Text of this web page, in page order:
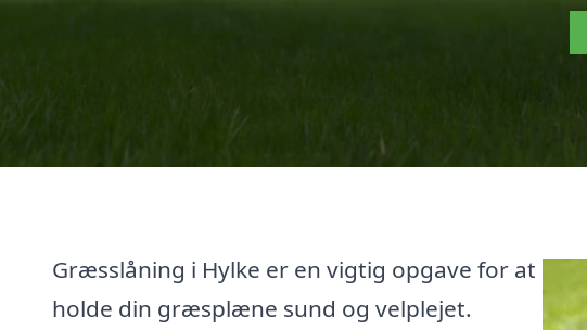
Græsslåning i Hylke er en vigtig opgave for at
holde din græsplæne sund og velplejet.